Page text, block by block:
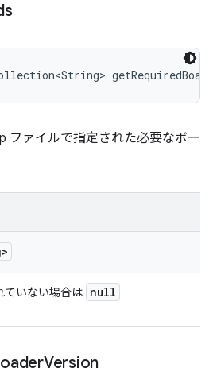
ファイルで指定された必要なボー
ていない場合は null
Version